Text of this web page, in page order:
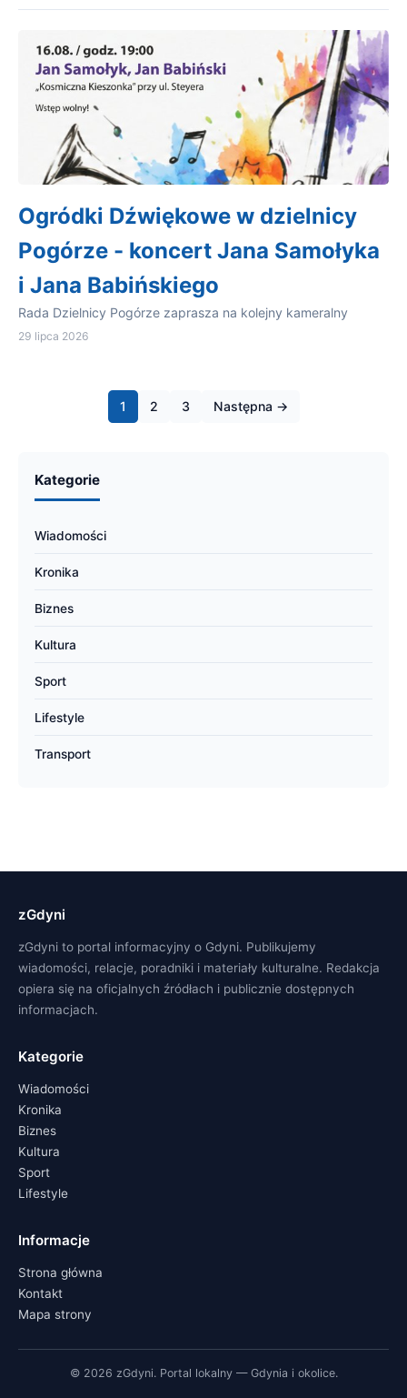
Ogródki Dźwiękowe w dzielnicy
Pogórze - koncert Jana Samołyka
i Jana Babińskiego
Rada Dzielnicy Pogórze zaprasza na kolejny kameralny
29 lipca 2026
1 2 3 Następna →
Kategorie
Wiadomości
Kronika
Biznes
Kultura
Sport
Lifestyle
Transport
zGdyni
zGdyni to portal informacyjny o Gdyni. Publikujemy
wiadomości, relacje, poradniki i materiały kulturalne. Redakcja
opiera się na oficjalnych źródłach i publicznie dostępnych
informacjach.
Kategorie
Wiadomości
Kronika
Biznes
Kultura
Sport
Lifestyle
Informacje
Strona główna
Kontakt
Mapa strony
© 2026 zGdyni. Portal lokalny — Gdynia i okolice.